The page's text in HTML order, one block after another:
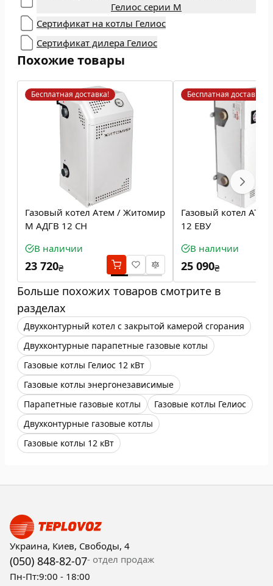
Гелиос серии М
Сертификат на котлы Гелиос
Сертификат дилера Гелиос
Похожие товары
Бесплатная доставка!
Газовый котел Атем / Житомир
М АДГВ 12 СН
В наличии
23 720₴
Бесплатная доставка!
Газовый котел
12 ЕВУ
В наличии
25 090₴
Больше похожих товаров смотрите в
разделах
Двухконтурный котел с закрытой камерой сгорания
Двухконтурные парапетные газовые котлы
Газовые котлы Гелиос 12 кВт
Газовые котлы энергонезависимые
Парапетные газовые котлы
Газовые котлы Гелиос
Двухконтурные газовые котлы
Газовые котлы 12 кВт
Украина, Киев, Свободы, 4
(050) 848-82-07- отдел продаж
Пн-Пт:9:00 - 18:00